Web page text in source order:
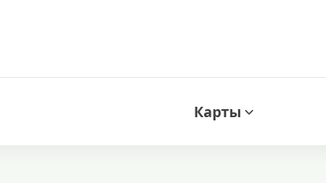
Карты